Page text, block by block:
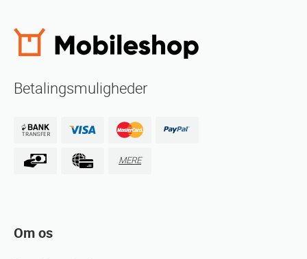
Betalingsmuligheder
MERE
Om os